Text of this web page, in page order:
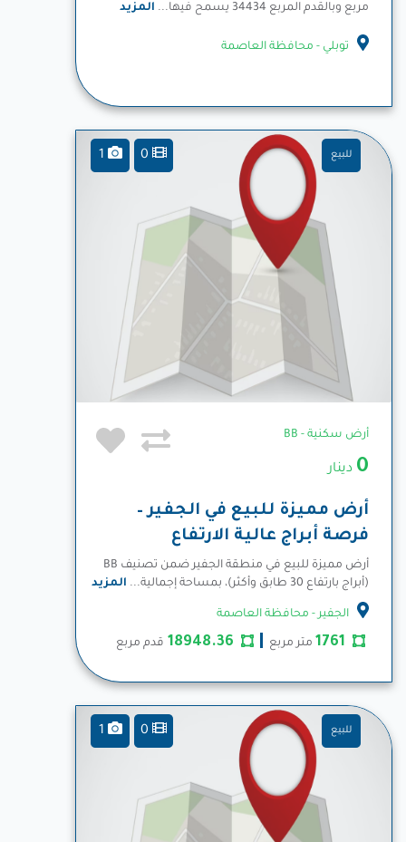
مربع وبالقدم المربع 34434 يسمح فيها...
المزيد
توبلي - محافظة العاصمة
للبيع
أرض سكنية - BB
0 دينار
أرض مميزة للبيع في الجفير –
فرصة أبراج عالية الارتفاع
أرض مميزة للبيع في منطقة الجفير ضمن تصنيف BB
(أبراج بارتفاع 30 طابق وأكثر)، بمساحة إجمالية...
المزيد
الجفير - محافظة العاصمة
1761 متر مربع 18948.36 قدم مربع
للبيع